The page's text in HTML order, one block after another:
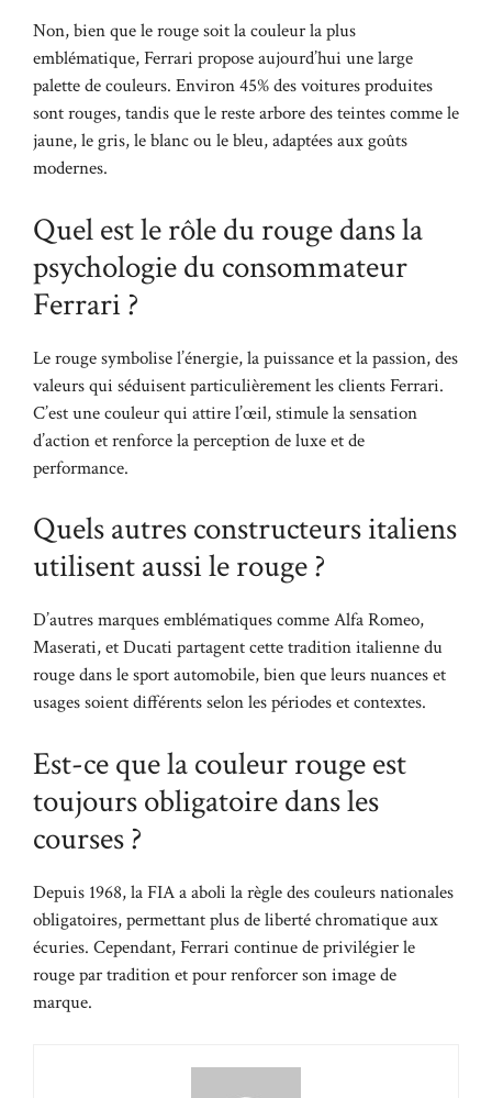
Non, bien que le rouge soit la couleur la plus
emblématique, Ferrari propose aujourd’hui une large
palette de couleurs. Environ 45% des voitures produites
sont rouges, tandis que le reste arbore des teintes comme le
jaune, le gris, le blanc ou le bleu, adaptées aux goûts
modernes.
Quel est le rôle du rouge dans la
psychologie du consommateur
Ferrari ?
Le rouge symbolise l’énergie, la puissance et la passion, des
valeurs qui séduisent particulièrement les clients Ferrari.
C’est une couleur qui attire l’œil, stimule la sensation
d’action et renforce la perception de luxe et de
performance.
Quels autres constructeurs italiens
utilisent aussi le rouge ?
D’autres marques emblématiques comme Alfa Romeo,
Maserati, et Ducati partagent cette tradition italienne du
rouge dans le sport automobile, bien que leurs nuances et
usages soient différents selon les périodes et contextes.
Est-ce que la couleur rouge est
toujours obligatoire dans les
courses ?
Depuis 1968, la FIA a aboli la règle des couleurs nationales
obligatoires, permettant plus de liberté chromatique aux
écuries. Cependant, Ferrari continue de privilégier le
rouge par tradition et pour renforcer son image de
marque.